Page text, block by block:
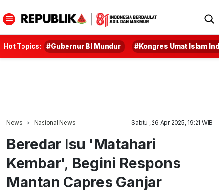
Hot Topics: #Gubernur BI Mundur #Kongres Umat Islam
News Nasional News Sabtu , 26 Apr 2025, 19:21 WIB
Beredar Isu 'Matahari
Kembar', Begini Respons
Mantan Capres Ganjar